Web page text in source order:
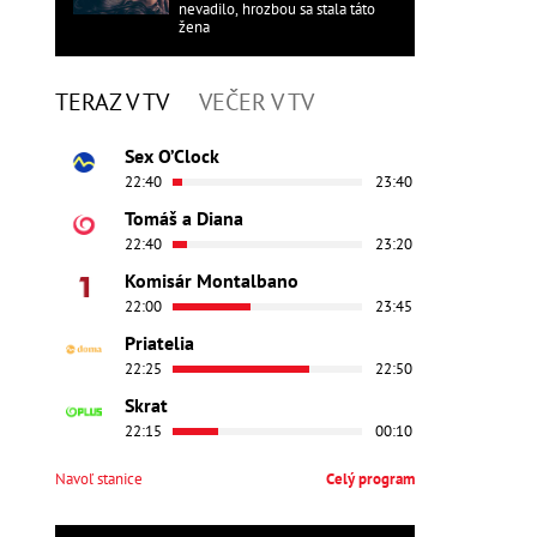
nevadilo, hrozbou sa stala táto
žena
TERAZ V TV VEČER V TV
Sex O’Clock
22:40 23:40
Tomáš a Diana
22:40 23:20
Komisár Montalbano
22:00 23:45
Priatelia
22:25 22:50
Skrat
22:15 00:10
Navoľ stanice Celý program